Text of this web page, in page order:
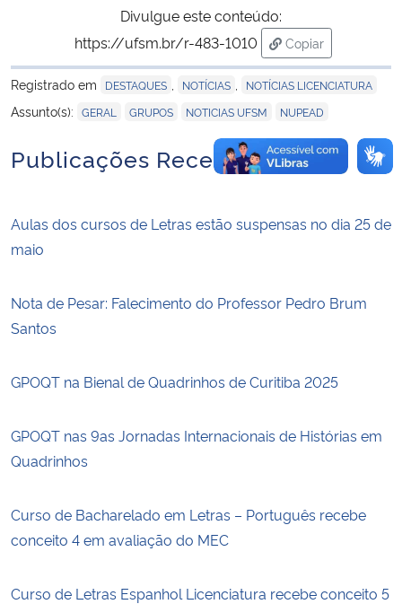
Divulgue este conteúdo:
https://ufsm.br/r-483-1010
Copiar
para área de
Registrado em
DESTAQUES NOTÍCIAS NOTÍCIAS LICENCIATURA
Assunto(s): GERAL GRUPOS NOTICIAS UFSM NUPEAD
Publicações Recentes
Aulas dos cursos de Letras estão suspensas no dia 25 de
maio
Nota de Pesar: Falecimento do Professor Pedro Brum
Santos
GPOQT na Bienal de Quadrinhos de Curitiba 2025
GPOQT nas 9as Jornadas Internacionais de Histórias em
Quadrinhos
Curso de Bacharelado em Letras – Português recebe
conceito 4 em avaliação do MEC
Curso de Letras Espanhol Licenciatura recebe conceito 5